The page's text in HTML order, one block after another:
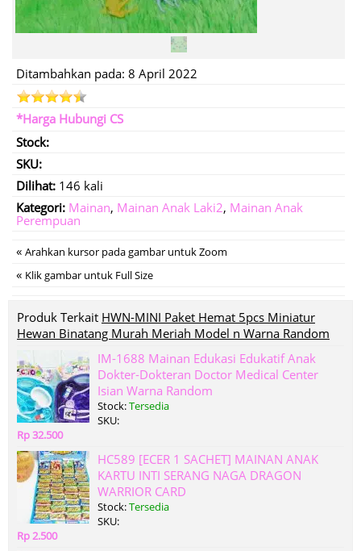
Ditambahkan pada: 8 April 2022
*Harga Hubungi CS
Stock:
SKU:
Dilihat: 146 kali
Kategori: Mainan, Mainan Anak Laki2, Mainan Anak
Perempuan
« Arahkan kursor pada gambar untuk Zoom
« Klik gambar untuk Full Size
Produk Terkait HWN-MINI Paket Hemat 5pcs Miniatur
Hewan Binatang Murah Meriah Model n Warna Random
IM-1688 Mainan Edukasi Edukatif Anak
Dokter-Dokteran Doctor Medical Center
Isian Warna Random
Stock:Tersedia
SKU:
Rp 32.500
HC589 [ECER 1 SACHET] MAINAN ANAK
KARTU INTI SERANG NAGA DRAGON
WARRIOR CARD
Stock:Tersedia
SKU:
Rp 2.500